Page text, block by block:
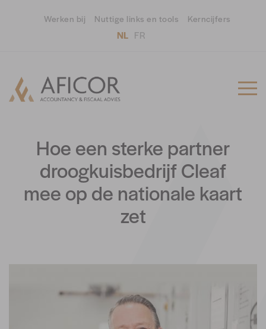
Werken bij Nuttige links en tools Kerncijfers
NL FR
Hoe een sterke partner
droogkuisbedrijf Cleaf
mee op de nationale kaart
zet